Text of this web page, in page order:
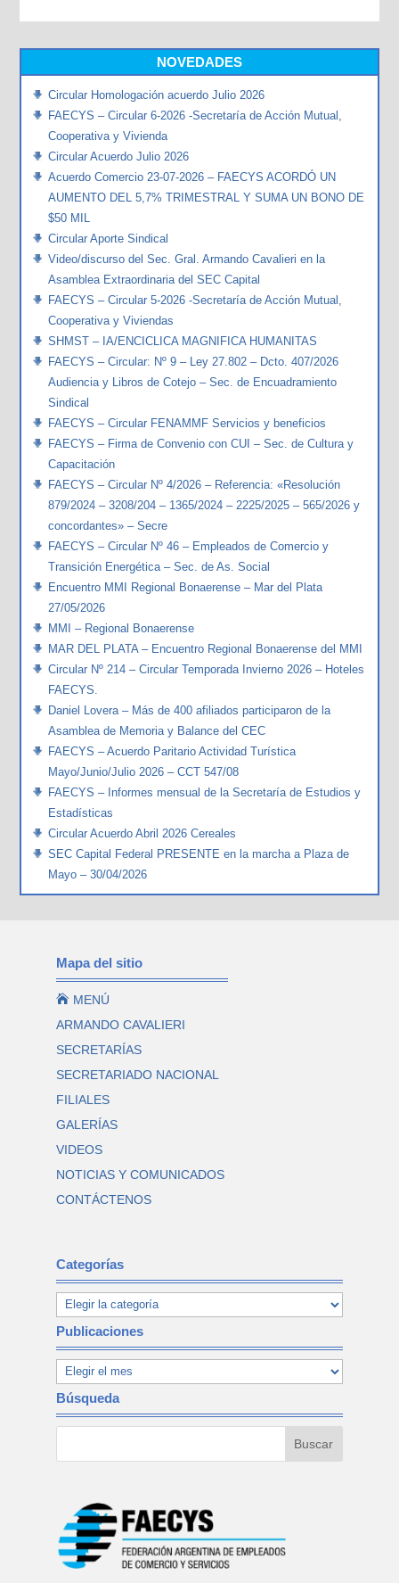
NOVEDADES
Circular Homologación acuerdo Julio 2026
FAECYS – Circular 6-2026 -Secretaría de Acción Mutual,
Cooperativa y Vivienda
Circular Acuerdo Julio 2026
Acuerdo Comercio 23-07-2026 – FAECYS ACORDÓ UN
AUMENTO DEL 5,7% TRIMESTRAL Y SUMA UN BONO DE
$50 MIL
Circular Aporte Sindical
Video/discurso del Sec. Gral. Armando Cavalieri en la
Asamblea Extraordinaria del SEC Capital
FAECYS – Circular 5-2026 -Secretaría de Acción Mutual,
Cooperativa y Viviendas
SHMST – IA/ENCICLICA MAGNIFICA HUMANITAS
FAECYS – Circular: Nº 9 – Ley 27.802 – Dcto. 407/2026
Audiencia y Libros de Cotejo – Sec. de Encuadramiento
Sindical
FAECYS – Circular FENAMMF Servicios y beneficios
FAECYS – Firma de Convenio con CUI – Sec. de Cultura y
Capacitación
FAECYS – Circular Nº 4/2026 – Referencia: «Resolución
879/2024 – 3208/204 – 1365/2024 – 2225/2025 – 565/2026 y
concordantes» – Secre
FAECYS – Circular Nº 46 – Empleados de Comercio y
Transición Energética – Sec. de As. Social
Encuentro MMI Regional Bonaerense – Mar del Plata
27/05/2026
MMI – Regional Bonaerense
MAR DEL PLATA – Encuentro Regional Bonaerense del MMI
Circular Nº 214 – Circular Temporada Invierno 2026 – Hoteles
FAECYS.
Daniel Lovera – Más de 400 afiliados participaron de la
Asamblea de Memoria y Balance del CEC
FAECYS – Acuerdo Paritario Actividad Turística
Mayo/Junio/Julio 2026 – CCT 547/08
FAECYS – Informes mensual de la Secretaría de Estudios y
Estadísticas
Circular Acuerdo Abril 2026 Cereales
SEC Capital Federal PRESENTE en la marcha a Plaza de
Mayo – 30/04/2026
Mapa del sitio
 MENÚ
ARMANDO CAVALIERI
SECRETARÍAS
SECRETARIADO NACIONAL
FILIALES
GALERÍAS
VIDEOS
NOTICIAS Y COMUNICADOS
CONTÁCTENOS
Categorías
Publicaciones
Búsqueda